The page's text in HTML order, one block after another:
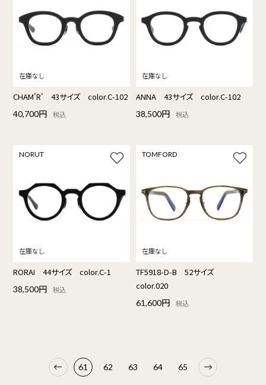
CHAM'R' 43サイズ color.C-102
40,700円 税込
ANNA 43サイズ color.C-102
38,500円 税込
NORUT
RORAI 44サイズ color.C-1
38,500円 税込
TOMFORD
TF5918-D-B 52サイズ
color.020
61,600円 税込
61 62 63 64 65